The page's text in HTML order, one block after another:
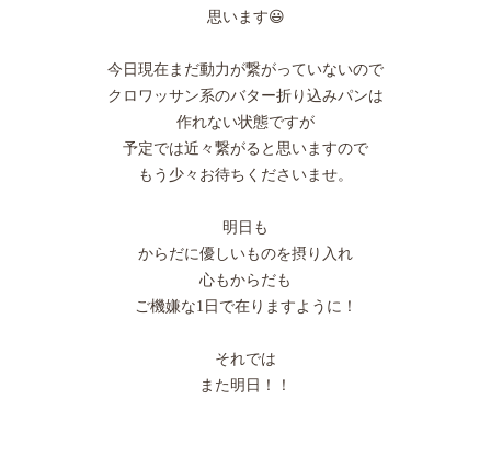
思います😃
今日現在まだ動力が繋がっていないので
クロワッサン系のバター折り込みパンは
作れない状態ですが
予定では近々繋がると思いますので
もう少々お待ちくださいませ。
明日も
からだに優しいものを摂り入れ
心もからだも
ご機嫌な1日で在りますように！
それでは
また明日！！